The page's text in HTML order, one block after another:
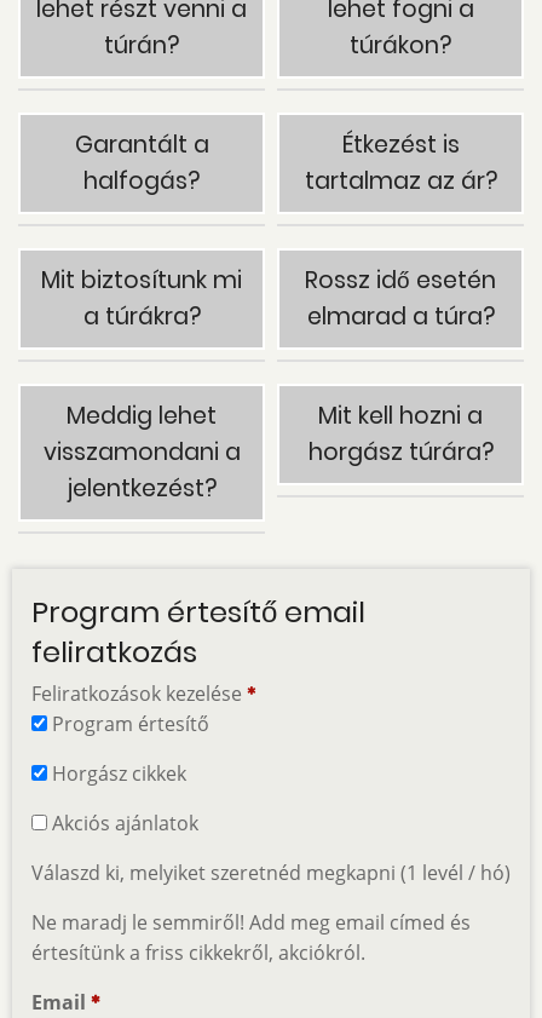
lehet részt venni a
túrán?
lehet fogni a
túrákon?
Garantált a
halfogás?
Étkezést is
tartalmaz az ár?
Mit biztosítunk mi
a túrákra?
Rossz idő esetén
elmarad a túra?
Meddig lehet
visszamondani a
jelentkezést?
Mit kell hozni a
horgász túrára?
Program értesítő email
feliratkozás
Feliratkozások kezelése
Program értesítő
Horgász cikkek
Akciós ajánlatok
Válaszd ki, melyiket szeretnéd megkapni (1 levél / hó)
Ne maradj le semmiről! Add meg email címed és
értesítünk a friss cikkekről, akciókról.
Email